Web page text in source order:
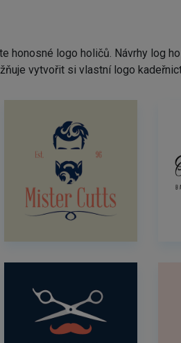
logo holičů. Návrhy log
vytvořit si vlastní logo